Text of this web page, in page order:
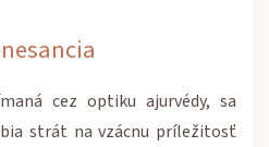
cez optiku ajurvédy, sa
strát na vzácnu príležitosť